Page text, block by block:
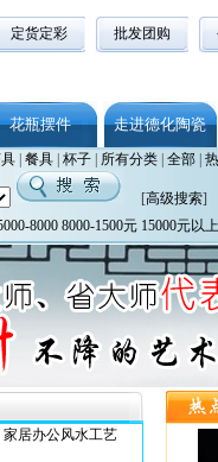
定货定彩 批发团购
花瓶摆件 走进德化陶瓷
| 餐具| 杯子| 所有分类| 全部|
[高级搜索]
8000 8000-1500元 15000元以上
居办公风水工艺